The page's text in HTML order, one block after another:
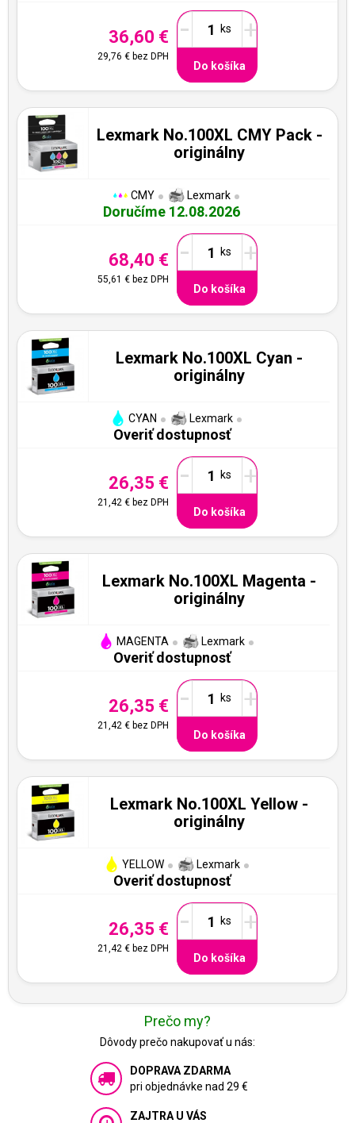
36,60 €
29,76 € bez DPH
- +
Do košíka
Lexmark No.100XL CMY Pack -
originálny
CMY Lexmark
Doručíme 12.08.2026
68,40 €
55,61 € bez DPH
- +
Do košíka
Lexmark No.100XL Cyan -
originálny
CYAN Lexmark
Overiť dostupnosť
26,35 €
21,42 € bez DPH
- +
Do košíka
Lexmark No.100XL Magenta -
originálny
MAGENTA Lexmark
Overiť dostupnosť
26,35 €
21,42 € bez DPH
- +
Do košíka
Lexmark No.100XL Yellow -
originálny
YELLOW Lexmark
Overiť dostupnosť
26,35 €
21,42 € bez DPH
- +
Do košíka
Prečo my?
Dôvody prečo nakupovať u nás:
DOPRAVA ZDARMA
pri objednávke nad 29 €
ZAJTRA U VÁS